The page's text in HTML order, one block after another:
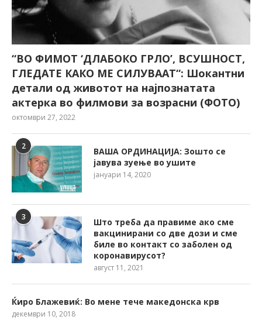
“ВО ФИМОТ ‘ДЛАБОКО ГРЛО’, ВСУШНОСТ,
ГЛЕДАТЕ КАКО МЕ СИЛУВААТ“: Шокантни
детали од животот на најпознатата
актерка во филмови за возрасни (ФОТО)
октомври 27, 2022
2
ВАША ОРДИНАЦИЈА: Зошто се
јавува зуење во ушите
јануари 14, 2020
3
Што треба да правиме ако сме
вакцинирани со две дози и сме
биле во контакт со заболен од
коронавирусот?
август 11, 2021
Ќиро Блажевиќ: Во мене тече македонска крв
декември 10, 2018